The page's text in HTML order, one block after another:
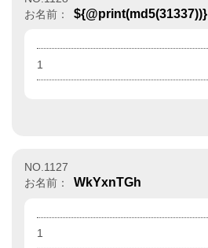
お名前：
${@print(md5(31337))}
1
NO.1127
お名前：
WkYxnTGh
1